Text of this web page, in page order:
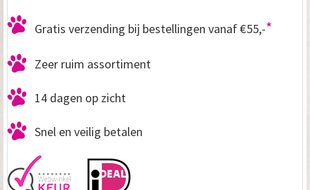
Gratis verzending bij bestellingen vanaf €55,-*
Zeer ruim assortiment
14 dagen op zicht
Snel en veilig betalen